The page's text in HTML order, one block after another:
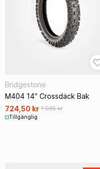
Bridgestone
M404 14" Crossdäck Bak
724,50 kr 1 035 kr
Tillgänglig